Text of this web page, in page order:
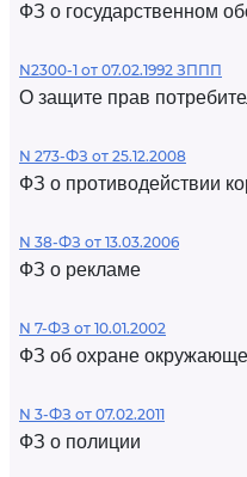
ФЗ о государственном
N2300-1 от 07.02.1992 ЗППП
О защите прав
N 273-ФЗ от 25.12.2008
ФЗ о противодействии
N 38-ФЗ от 13.03.2006
ФЗ о рекламе
N 7-ФЗ от 10.01.2002
ФЗ об охране
N 3-ФЗ от 07.02.2011
ФЗ о полиции